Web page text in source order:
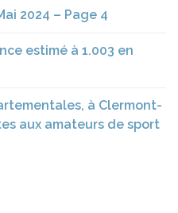
2024 – Page 4
estimé à 1.003 en
à Clermont-
aux amateurs de sport